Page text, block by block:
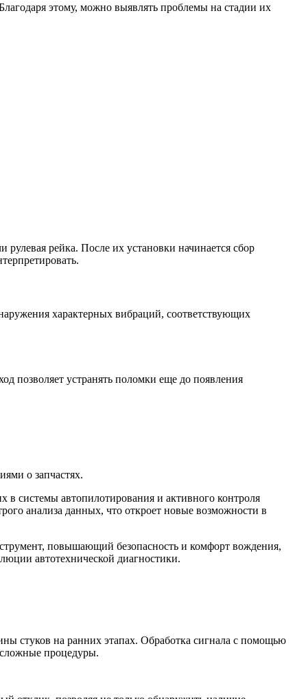
этому, можно выявлять проблемы на стадии их
рейка. После их установки начинается сбор
характерных вибраций, соответствующих
позволяет устранять поломки еще до появления
о запчастях.
системы автопилотирования и активного контроля
анализа данных, что откроет новые возможности в
повышающий безопасность и комфорт вождения,
автотехнической диагностики.
стуков на ранних этапах. Обработка сигнала с помощью
процедуры.